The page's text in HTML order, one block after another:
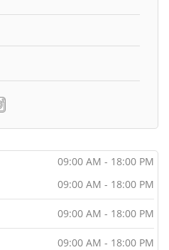
09:00 AM - 18:00 PM
09:00 AM - 18:00 PM
09:00 AM - 18:00 PM
09:00 AM - 18:00 PM